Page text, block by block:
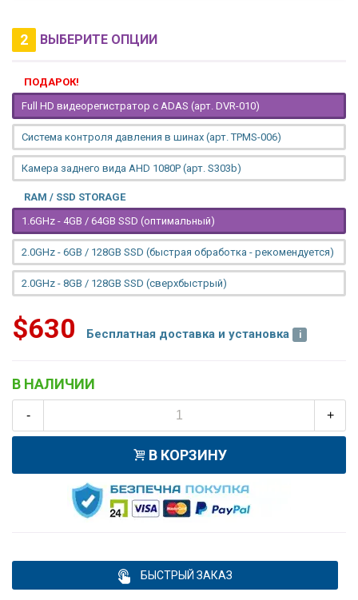
2 ВЫБЕРИТЕ ОПЦИИ
ПОДАРОК!
Full HD видеорегистратор с ADAS (арт. DVR-010)
Система контроля давления в шинах (арт. TPMS-006)
Камера заднего вида AHD 1080P (арт. S303b)
RAM / SSD STORAGE
1.6GHz - 4GB / 64GB SSD (оптимальный)
2.0GHz - 6GB / 128GB SSD (быстрая обработка - рекомендуется)
2.0GHz - 8GB / 128GB SSD (сверхбыстрый)
$630 Бесплатная доставка и установка
В НАЛИЧИИ
- +
В КОРЗИНУ
БЫСТРЫЙ ЗАКАЗ